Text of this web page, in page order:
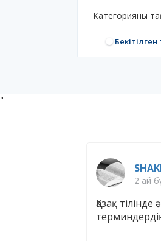
Категорияны
"
2 ай
Қазақ